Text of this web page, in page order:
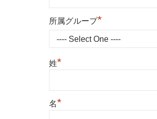
所属グループ*
姓*
名*